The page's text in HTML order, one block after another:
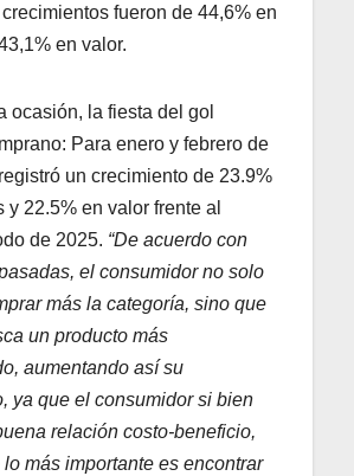
fueron de 44,6% en
en valor.
ocasión, la fiesta del gol
Para enero y febrero de
un crecimiento de 23.9%
y 22.5% en valor frente al
de 2025. “De acuerdo con
el consumidor no solo
más la categoría, sino que
un producto más
aumentando así su
ya que el consumidor si bien
relación costo-beneficio,
más importante es encontrar